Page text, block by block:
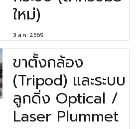
ใหม่)
3 ส.ค. 2569
ขาตั้งกล้อง
(Tripod) และระบบ
ลูกดิ่ง Optical /
Laser Plummet